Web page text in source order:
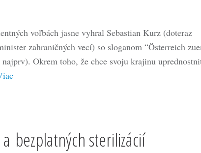
voľbách jasne vyhral Sebastian Kurz (doteraz
zahraničných vecí) so sloganom “Österreich
najprv). Okrem toho, že chce svoju krajinu
bezplatných sterilizácií